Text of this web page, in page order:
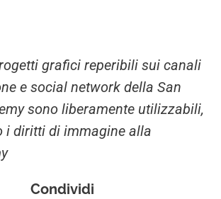
grafici reperibili sui canali
e social network della San
sono liberamente utilizzabili,
i diritti di immagine alla
Condividi